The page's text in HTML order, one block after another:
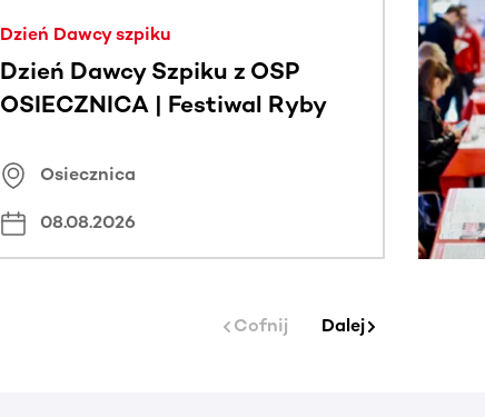
Dzień Dawcy szpiku
Dzień Dawcy Szpiku z OSP
OSIECZNICA | Festiwal Ryby
Osiecznica
08.08.2026
Cofnij Dalej